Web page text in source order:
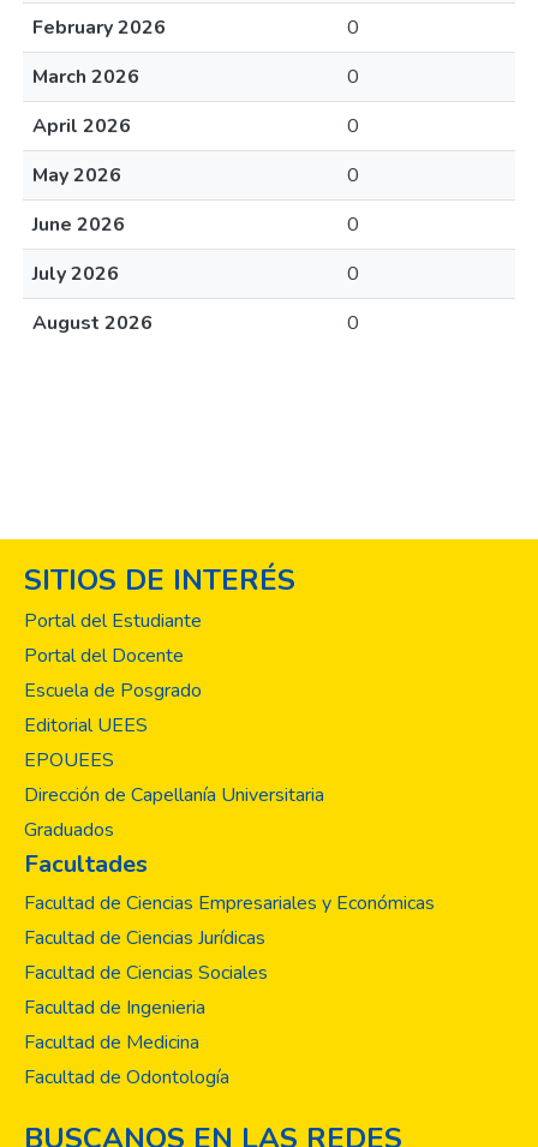
February 2026
0
March 2026
0
April 2026
0
May 2026
0
June 2026
0
July 2026
0
August 2026
0
SITIOS DE INTERÉS
Portal del Estudiante
Portal del Docente
Escuela de Posgrado
Editorial UEES
EPOUEES
Dirección de Capellanía Universitaria
Graduados
Facultades
Facultad de Ciencias Empresariales y Económicas
Facultad de Ciencias Jurídicas
Facultad de Ciencias Sociales
Facultad de Ingenieria
Facultad de Medicina
Facultad de Odontología
BUSCANOS EN LAS REDES